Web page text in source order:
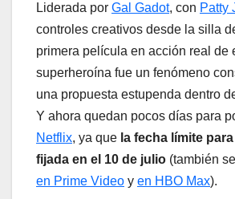
Liderada por Gal Gadot, con Patty
controles creativos desde la silla
primera película en acción real de
superheroína fue un fenómeno
una propuesta estupenda dentro
Y ahora quedan pocos días para
Netflix, ya que la fecha límite
fijada en el 10 de julio (también
en Prime Video y en HBO Max).